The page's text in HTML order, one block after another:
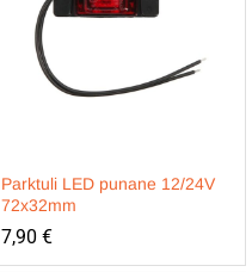
Parktuli LED punane 12/24V
72x32mm
7,90 €